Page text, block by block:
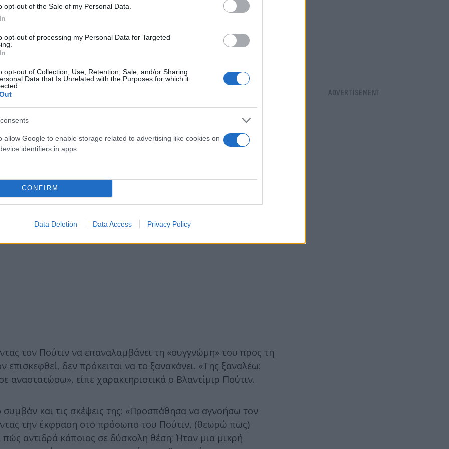
opt-out of the Sale of my Personal Data.
opt-out of processing my Personal Data for Targeted
opt-out of Collection, Use, Retention, Sale, and/or Sharing
Data that Is Unrelated with the Purposes for which it
allow Google to enable storage related to advertising like cookies on
identifiers in apps.
CONFIRM
Data Deletion Data Access Privacy Policy
ποτέ»
Κρεμλίνου αρνήθηκε σήμερα πως είχε ενημερωθεί για τη
συγγνώμη. «Ειλικρινά, το έχω πει ήδη στη Μέρκελ, δεν
το έκανα ποτέ. Αντιθέτως, ήθελα να δημιουργήσω μια
Τύπου.
τον Πούτιν να επαναλαμβάνει τη «συγγνώμη» του προς τη
δεν πρόκειται να το ξανακάνει. «Της ξαναλέω:
είπε χαρακτηριστικά ο Βλαντίμιρ Πούτιν.
και τις σκέψεις της: «Προσπάθησα να αγνοήσω τον
την έκφραση στο πρόσωπο του Πούτιν, (θεωρώ πως)
αντιδρά κάποιος σε δύσκολη θέση; Ήταν μια μικρή